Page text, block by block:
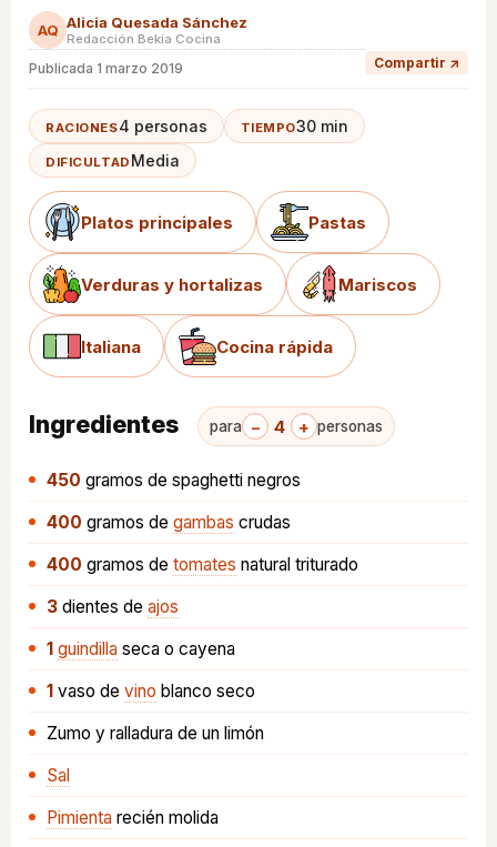
AQ Alicia Quesada Sánchez
Redacción Bekia Cocina
Publicada 1 marzo 2019 Compartir ↗
RACIONES4 personas TIEMPO30 min
DIFICULTAD Media
Platos principales Pastas
Verduras y hortalizas Mariscos
Italiana Cocina rápida
Ingredientes para − 4 + personas
450 gramos de spaghetti negros
400 gramos de gambas crudas
400 gramos de tomates natural triturado
3 dientes de ajos
1 guindilla seca o cayena
1 vaso de vino blanco seco
Zumo y ralladura de un limón
Sal
Pimienta recién molida